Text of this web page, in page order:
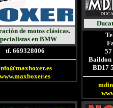
de motos clásicas.
en BMW
tf. 669328006
www.maxboxer.es
Baildon
BD17